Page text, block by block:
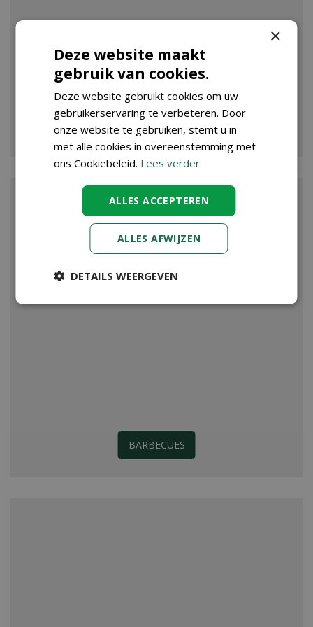
VIJVER
BARBECUES
×
Deze website maakt
gebruik van cookies.
Deze website gebruikt cookies om uw
gebruikerservaring te verbeteren. Door
onze website te gebruiken, stemt u in
met alle cookies in overeenstemming met
ons Cookiebeleid. Lees verder
ALLES ACCEPTEREN
ALLES AFWIJZEN
DETAILS WEERGEVEN